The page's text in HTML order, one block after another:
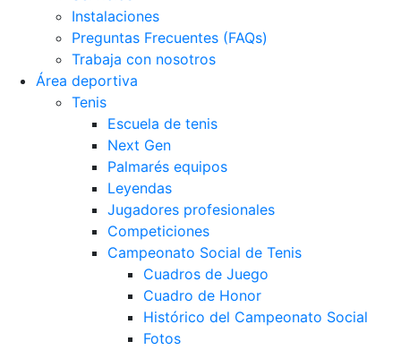
Instalaciones
Preguntas Frecuentes (FAQs)
Trabaja con nosotros
Área deportiva
Tenis
Escuela de tenis
Next Gen
Palmarés equipos
Leyendas
Jugadores profesionales
Competiciones
Campeonato Social de Tenis
Cuadros de Juego
Cuadro de Honor
Histórico del Campeonato Social
Fotos